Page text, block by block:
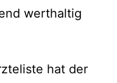
werthaltig
hat der